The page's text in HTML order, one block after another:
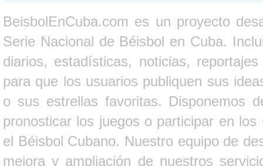
BeisbolEnCuba.com es un proyecto
Serie Nacional de Béisbol en Cuba.
diarios, estadísticas, noticias,
para que los usuarios publiquen sus
o sus estrellas favoritas. Disponemos
pronosticar los juegos o participar en
el Béisbol Cubano. Nuestro equipo de
mejora y ampliación de nuestros